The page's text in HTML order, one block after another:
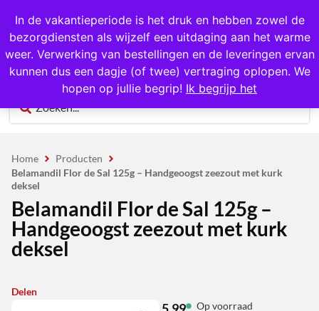
In de vakantieperiode is het druk en hebben zowel de
bezorgdiensten als wijzelf een uitdaging aan het warme
weer. Verwerking van bestellingen en de leveringen ervan
kunnen dus een dagje (of twee) vertraging oplopen. We
hopen op jullie begrip! Ik begrijp het
1000+ producten op voorraad
0
Home
Producten
Belamandil Flor de Sal 125g – Handgeoogst zeezout met kurk
deksel
Belamandil Flor de Sal 125g –
Handgeoogst zeezout met kurk
deksel
Delen
Op voorraad